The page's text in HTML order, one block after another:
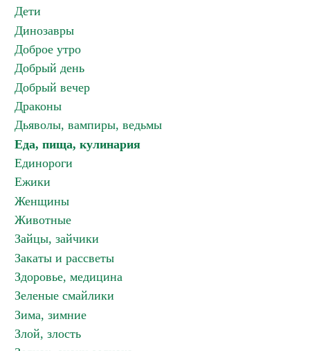
Дети
Динозавры
Доброе утро
Добрый день
Добрый вечер
Драконы
Дьяволы, вампиры, ведьмы
Еда, пища, кулинария
Единороги
Ежики
Женщины
Животные
Зайцы, зайчики
Закаты и рассветы
Здоровье, медицина
Зеленые смайлики
Зима, зимние
Злой, злость